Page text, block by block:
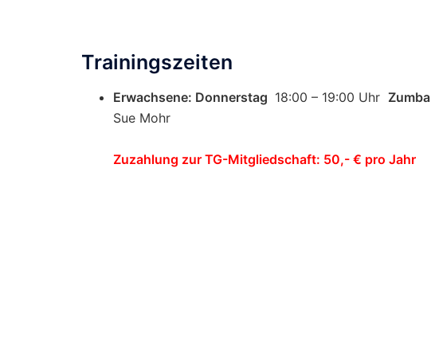
Trainingszeiten
Erwachsene: Donnerstag 18:00 – 19:00 Uhr Zumba
Sue Mohr
Zuzahlung zur TG-Mitgliedschaft: 50,- € pro Jahr